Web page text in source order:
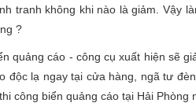
tranh không khi nào là giảm. Vậy
?
quảng cáo - công cụ xuất hiện sẽ
độc lạ ngay tại cửa hàng, ngã tư
công biển quảng cáo tại Hải Phòng